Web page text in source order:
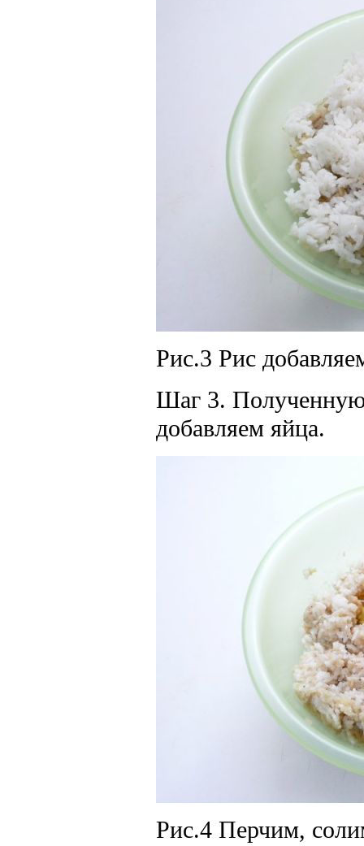
Рис.3 Рис
Шаг 3. Полученную
добавляем яйца.
Рис.4 Перчим,